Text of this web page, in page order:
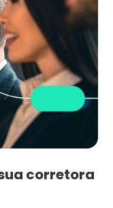
corretora